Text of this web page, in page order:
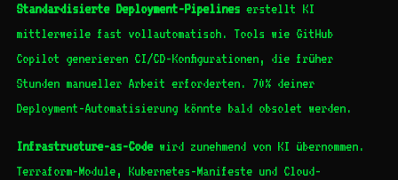
Standardisierte Deployment-Pipelines erstellt KI
mittlerweile fast vollautomatisch. Tools wie GitHub
Copilot generieren CI/CD-Konfigurationen, die früher
Stunden manueller Arbeit erforderten. 70% deiner
Deployment-Automatisierung könnte bald obsolet werden.
Infrastructure-as-Codewird zunehmend von KI übernommen.
Terraform-Module, Kubernetes-Manifeste und Cloud-